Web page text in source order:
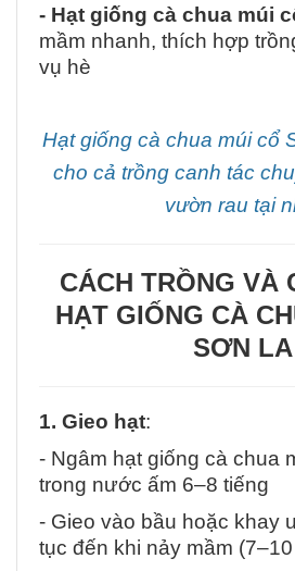
- Hạt giống cà chua múi
mầm nhanh, thích hợp
vụ hè
Hạt giống cà chua múi cổ
cho cả trồng canh tác
vườn rau tại
CÁCH TRỒNG VÀ
HẠT GIỐNG CÀ
SƠN LA
1. Gieo hạt:
- Ngâm hạt giống cà chua
trong nước ấm 6–8 tiếng
- Gieo vào bầu hoặc khay
tục đến khi nảy mầm